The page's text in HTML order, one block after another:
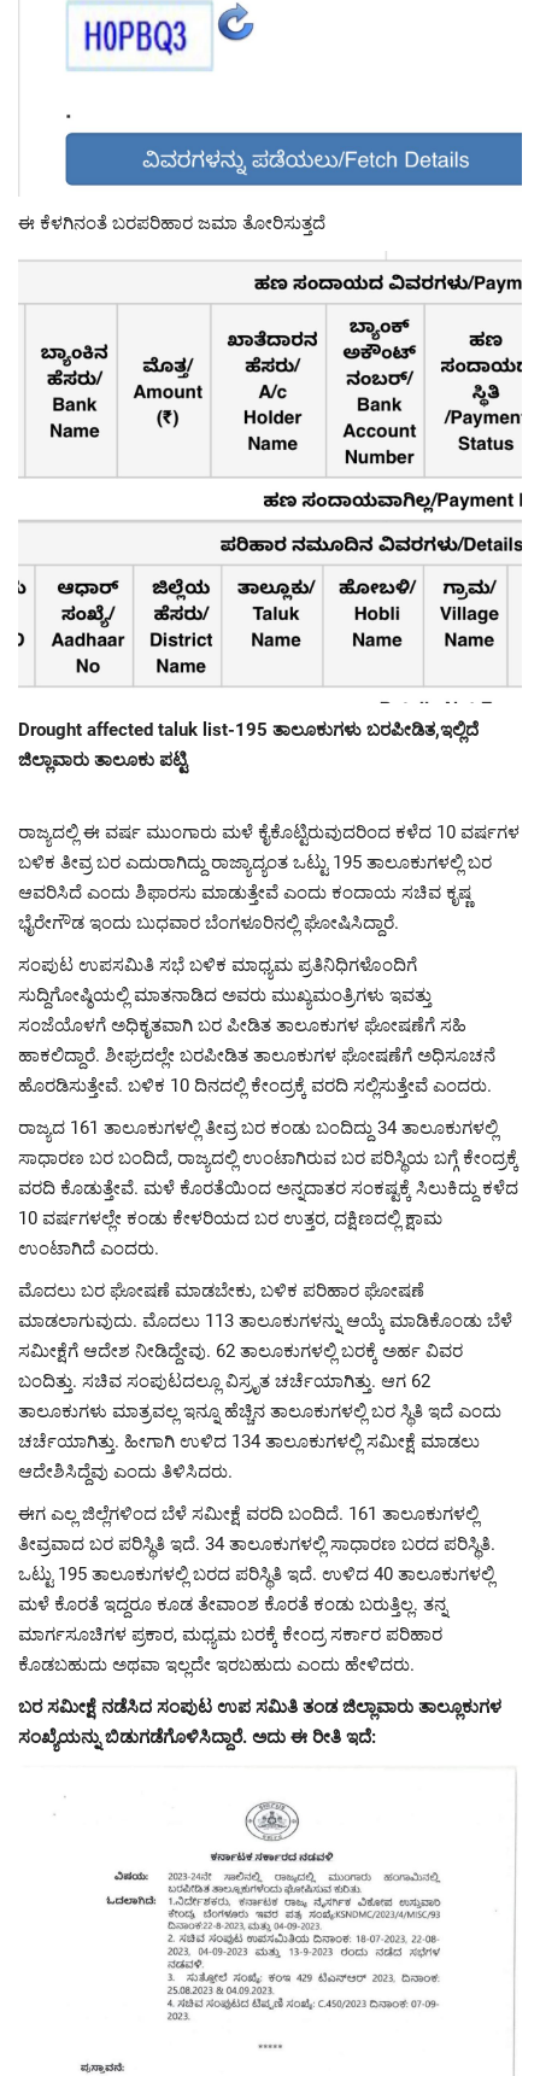
ಈ ಕೆಳಗಿನಂತೆ ಬರಪರಿಹಾರ ಜಮಾ ತೋರಿಸುತ್ತದೆ
Drought affected taluk list-195 ತಾಲೂಕುಗಳು ಬರಪೀಡಿತ,ಇಲ್ಲಿದೆ
ಜಿಲ್ಲಾವಾರು ತಾಲೂಕು ಪಟ್ಟಿ
ರಾಜ್ಯದಲ್ಲಿ ಈ ವರ್ಷ ಮುಂಗಾರು ಮಳೆ ಕೈಕೊಟ್ಟಿರುವುದರಿಂದ ಕಳೆದ 10 ವರ್ಷಗಳ
ಬಳಿಕ ತೀವ್ರ ಬರ ಎದುರಾಗಿದ್ದು ರಾಜ್ಯಾದ್ಯಂತ ಒಟ್ಟು 195 ತಾಲೂಕುಗಳಲ್ಲಿ ಬರ
ಆವರಿಸಿದೆ ಎಂದು ಶಿಫಾರಸು ಮಾಡುತ್ತೇವೆ ಎಂದು ಕಂದಾಯ ಸಚಿವ ಕೃಷ್ಣ
ಭೈರೇಗೌಡ ಇಂದು ಬುಧವಾರ ಬೆಂಗಳೂರಿನಲ್ಲಿ ಘೋಷಿಸಿದ್ದಾರೆ.
ಸಂಪುಟ ಉಪಸಮಿತಿ ಸಭೆ ಬಳಿಕ ಮಾಧ್ಯಮ ಪ್ರತಿನಿಧಿಗಳೊಂದಿಗೆ
ಸುದ್ದಿಗೋಷ್ಠಿಯಲ್ಲಿ ಮಾತನಾಡಿದ ಅವರು ಮುಖ್ಯಮಂತ್ರಿಗಳು ಇವತ್ತು
ಸಂಜೆಯೊಳಗೆ ಅಧಿಕೃತವಾಗಿ ಬರ ಪೀಡಿತ ತಾಲೂಕುಗಳ ಘೋಷಣೆಗೆ ಸಹಿ
ಹಾಕಲಿದ್ದಾರೆ. ಶೀಘ್ರದಲ್ಲೇ ಬರಪೀಡಿತ ತಾಲೂಕುಗಳ ಘೋಷಣೆಗೆ ಅಧಿಸೂಚನೆ
ಹೊರಡಿಸುತ್ತೇವೆ. ಬಳಿಕ 10 ದಿನದಲ್ಲಿ ಕೇಂದ್ರಕ್ಕೆ ವರದಿ ಸಲ್ಲಿಸುತ್ತೇವೆ ಎಂದರು.
ರಾಜ್ಯದ 161 ತಾಲೂಕುಗಳಲ್ಲಿ ತೀವ್ರ ಬರ ಕಂಡು ಬಂದಿದ್ದು 34 ತಾಲೂಕುಗಳಲ್ಲಿ
ಸಾಧಾರಣ ಬರ ಬಂದಿದೆ, ರಾಜ್ಯದಲ್ಲಿ ಉಂಟಾಗಿರುವ ಬರ ಪರಿಸ್ಥಿಯ ಬಗ್ಗೆ ಕೇಂದ್ರಕ್ಕೆ
ವರದಿ ಕೊಡುತ್ತೇವೆ. ಮಳೆ ಕೊರತೆಯಿಂದ ಅನ್ನದಾತರ ಸಂಕಷ್ಟಕ್ಕೆ ಸಿಲುಕಿದ್ದು ಕಳೆದ
10 ವರ್ಷಗಳಲ್ಲೇ ಕಂಡು ಕೇಳರಿಯದ ಬರ ಉತ್ತರ, ದಕ್ಷಿಣದಲ್ಲಿ ಕ್ಷಾಮ
ಉಂಟಾಗಿದೆ ಎಂದರು.
ಮೊದಲು ಬರ ಘೋಷಣೆ ಮಾಡಬೇಕು, ಬಳಿಕ ಪರಿಹಾರ ಘೋಷಣೆ
ಮಾಡಲಾಗುವುದು. ಮೊದಲು 113 ತಾಲೂಕುಗಳನ್ನು ಆಯ್ಕೆ ಮಾಡಿಕೊಂಡು ಬೆಳೆ
ಸಮೀಕ್ಷೆಗೆ ಆದೇಶ ನೀಡಿದ್ದೇವು. 62 ತಾಲೂಕುಗಳಲ್ಲಿ ಬರಕ್ಕೆ ಅರ್ಹ ವಿವರ
ಬಂದಿತ್ತು. ಸಚಿವ ಸಂಪುಟದಲ್ಲೂ ವಿಸ್ರೃತ ಚರ್ಚೆಯಾಗಿತ್ತು. ಆಗ 62
ತಾಲೂಕುಗಳು ಮಾತ್ರವಲ್ಲ ಇನ್ನೂ ಹೆಚ್ಚಿನ ತಾಲೂಕುಗಳಲ್ಲಿ ಬರ ಸ್ಥಿತಿ ಇದೆ ಎಂದು
ಚರ್ಚೆಯಾಗಿತ್ತು. ಹೀಗಾಗಿ ಉಳಿದ 134 ತಾಲೂಕುಗಳಲ್ಲಿ ಸಮೀಕ್ಷೆ ಮಾಡಲು
ಆದೇಶಿಸಿದ್ದೆವು ಎಂದು ತಿಳಿಸಿದರು.
ಈಗ ಎಲ್ಲ ಜಿಲ್ಲೆಗಳಿಂದ ಬೆಳೆ ಸಮೀಕ್ಷೆ ವರದಿ ಬಂದಿದೆ. 161 ತಾಲೂಕುಗಳಲ್ಲಿ
ತೀವ್ರವಾದ ಬರ ಪರಿಸ್ಥಿತಿ ಇದೆ. 34 ತಾಲೂಕುಗಳಲ್ಲಿ ಸಾಧಾರಣ ಬರದ ಪರಿಸ್ಥಿತಿ.
ಒಟ್ಟು 195 ತಾಲೂಕುಗಳಲ್ಲಿ ಬರದ ಪರಿಸ್ಥಿತಿ ಇದೆ. ಉಳಿದ 40 ತಾಲೂಕುಗಳಲ್ಲಿ
ಮಳೆ ಕೊರತೆ ಇದ್ದರೂ ಕೂಡ ತೇವಾಂಶ ಕೊರತೆ ಕಂಡು ಬರುತ್ತಿಲ್ಲ. ತನ್ನ
ಮಾರ್ಗಸೂಚಿಗಳ ಪ್ರಕಾರ, ಮಧ್ಯಮ ಬರಕ್ಕೆ ಕೇಂದ್ರ ಸರ್ಕಾರ ಪರಿಹಾರ
ಕೊಡಬಹುದು ಅಥವಾ ಇಲ್ಲದೇ ಇರಬಹುದು ಎಂದು ಹೇಳಿದರು.
ಬರ ಸಮೀಕ್ಷೆ ನಡೆಸಿದ ಸಂಪುಟ ಉಪ ಸಮಿತಿ ತಂಡ ಜಿಲ್ಲಾವಾರು ತಾಲ್ಲೂಕುಗಳ
ಸಂಖ್ಯೆಯನ್ನು ಬಿಡುಗಡೆಗೊಳಿಸಿದ್ದಾರೆ. ಅದು ಈ ರೀತಿ ಇದೆ: